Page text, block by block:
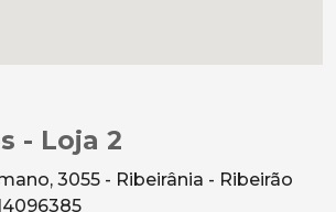
- Loja 2
3055 - Ribeirânia - Ribeirão